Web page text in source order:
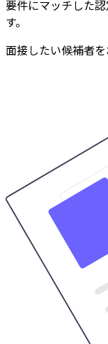
要件にマッチした
す。
面接したい候補者を